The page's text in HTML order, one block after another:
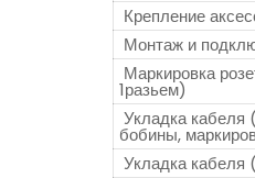
Крепление
Монтаж и
Маркировка
1разьем)
Укладка кабеля
бобины,
Укладка кабеля